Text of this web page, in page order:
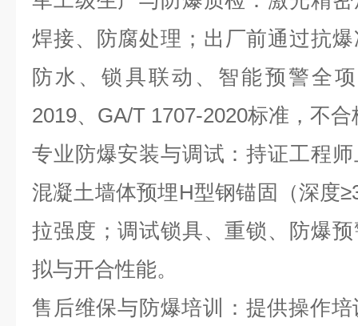
焊接、防腐处理；出厂前通过抗
防水、锁具联动、智能预警全
2019、 GA/T 1707-2020标准，不
专业防爆安装与调试：持证工程
混凝土墙体预埋H型钢锚固（深度≥
拉强度；调试锁具、重锁、防爆
拟与开合性能。
售后维保与防爆培训：提供操作